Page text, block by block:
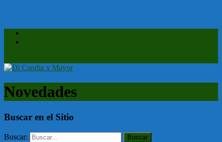
Novedades
Buscar en el Sitio
Buscar: